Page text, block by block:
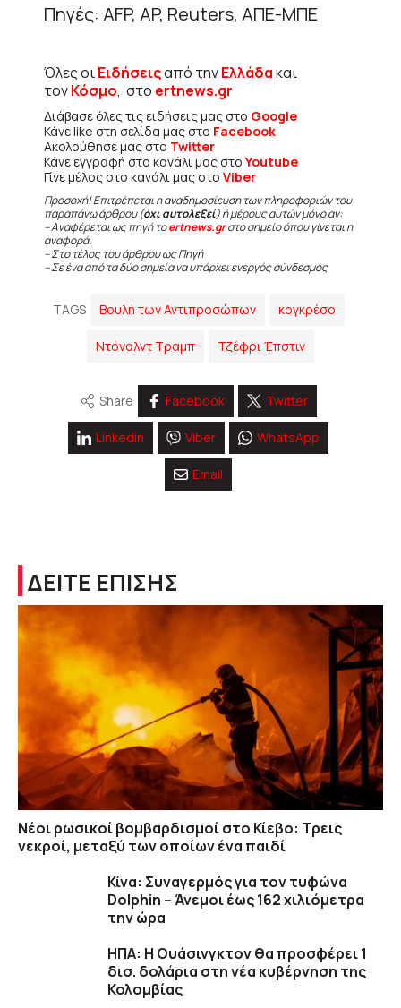
Πηγές: ΑFP, AP, Reuters, ΑΠΕ-ΜΠΕ
Όλες οιΕιδήσειςαπό τηνΕλλάδακαι
τονΚόσμο, στο ertnews.gr
Διάβασε όλες τις ειδήσεις μας στο Google
Κάνε like στη σελίδα μας στο Facebook
Ακολούθησε μας στο Twitter
Κάνε εγγραφή στο κανάλι μας στοYoutube
Γίνε μέλος στο κανάλι μας στο Viber
Προσοχή! Επιτρέπεται η αναδημοσίευση των πληροφοριών του
παραπάνω άρθρου (όχι αυτολεξεί) ή μέρους αυτών μόνο αν:
– Αναφέρεται ως πηγή τοertnews.grστο σημείο όπου γίνεται η
αναφορά.
– Στο τέλος του άρθρου ως Πηγή
– Σε ένα από τα δύο σημεία να υπάρχει ενεργός σύνδεσμος
TAGS Βουλή των Αντιπροσώπων κογκρέσο
Ντόναλντ Τραμπ Τζέφρι Έπστιν
Share Facebook Twitter
Linkedin Viber WhatsApp
Email
ΔΕΙΤΕ ΕΠΙΣΗΣ
Νέοι ρωσικοί βομβαρδισμοί στο Κίεβο: Τρεις
νεκροί, μεταξύ των οποίων ένα παιδί
Κίνα: Συναγερμός για τον τυφώνα
Dolphin – Άνεμοι έως 162 χιλιόμετρα
την ώρα
ΗΠΑ: H Ουάσινγκτον θα προσφέρει 1
δισ. δολάρια στη νέα κυβέρνηση της
Κολομβίας